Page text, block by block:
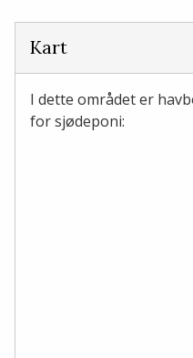
Kart
I dette området er
for sjødeponi: